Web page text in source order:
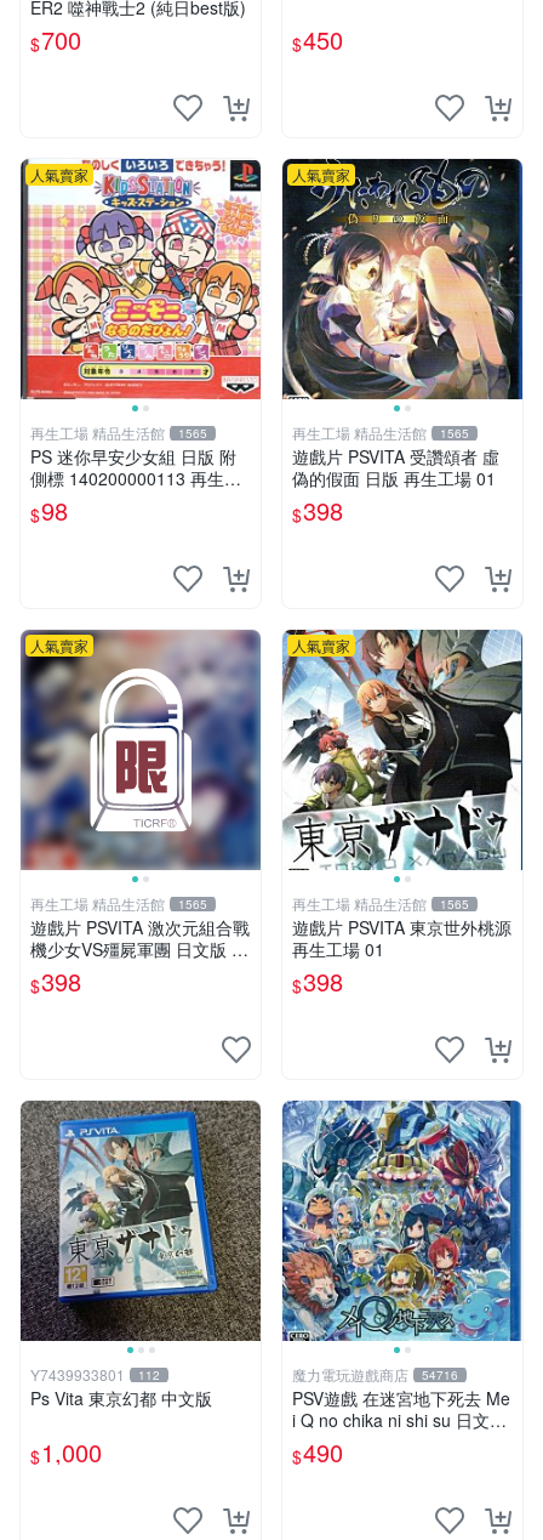
ER2 噬神戰士2 (純日best版)
$700 $450
人氣賣家
再生工場 精品生活館 1565
PS 迷你早安少女組 日版 附
側標 140200000113 再生工
場YR2012 02
$98
人氣賣家
再生工場 精品生活館 1565
遊戲片 PSVITA 受讚頌者 虛
偽的假面 日版 再生工場 01
$398
人氣賣家
再生工場 精品生活館 1565
遊戲片 PSVITA 激次元組合戰
機少女VS殭屍軍團 日文版 再
生工場 01
$398
人氣賣家
再生工場 精品生活館 1565
遊戲片 PSVITA 東京世外桃源
再生工場 01
$398
Y7439933801 112
Ps Vita 東京幻都 中文版
$1,000
魔力電玩遊戲商店 54716
PSV遊戲 在迷宮地下死去 Me
i Q no chika ni shi su 日文日
版 附特典【板橋魔力】
$490